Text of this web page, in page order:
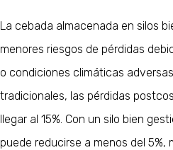
La cebada almacenada en silos
menores riesgos de pérdidas
o condiciones climáticas
tradicionales, las pérdidas
llegar al 15%. Con un silo bien
puede reducirse a menos del 5%,